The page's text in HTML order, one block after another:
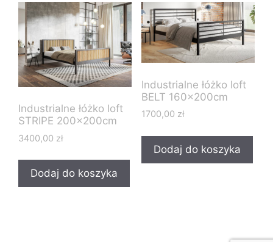
Industrialne łóżko loft
STRIPE 200x200cm
3400,00 zł
Dodaj do koszyka
Industrialne łóżko loft
BELT 160x200cm
1700,00 zł
Dodaj do koszyka